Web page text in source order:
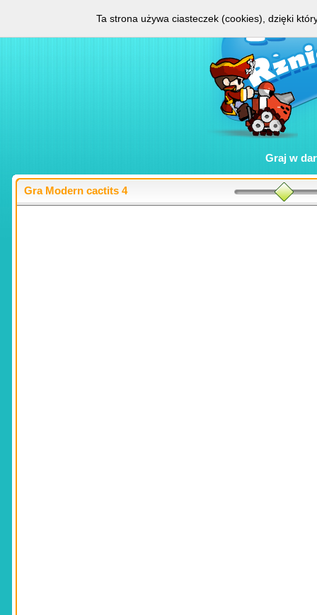
Graj w
Gra Modern cactits 4
Ta strona używa ciasteczek (cookies), dzięki